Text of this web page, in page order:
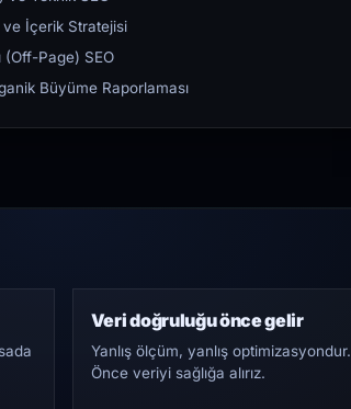
ve İçerik Stratejisi
(Off-Page) SEO
Büyüme Raporlaması
Veri doğruluğu önce gelir
Yanlış ölçüm, yanlış optimizasyondur.
Önce veriyi sağlığa alırız.